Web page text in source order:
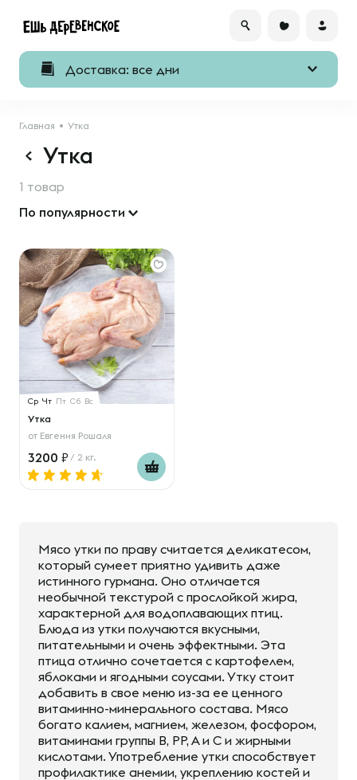
Доставка: все дни
Главная Утка
Утка
1 товар
По популярности
Ср Чт Пт Сб Вс
Утка
от Евгения Рошаля
3200 / 2 кг.
Мясо утки по праву считается деликатесом,
который сумеет приятно удивить даже
истинного гурмана. Оно отличается
необычной текстурой с прослойкой жира,
характерной для водоплавающих птиц.
Блюда из утки получаются вкусными,
питательными и очень эффектными. Эта
птица отлично сочетается с картофелем,
яблоками и ягодными соусами. Утку стоит
добавить в свое меню из-за ее ценного
витаминно-минерального состава. Мясо
богато калием, магнием, железом, фосфором,
витаминами группы В, РР, А и С и жирными
кислотами. Употребление утки способствует
профилактике анемии, укреплению костей и